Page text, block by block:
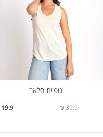
גופיית סלאב
19.9 ₪ 39.9 ₪